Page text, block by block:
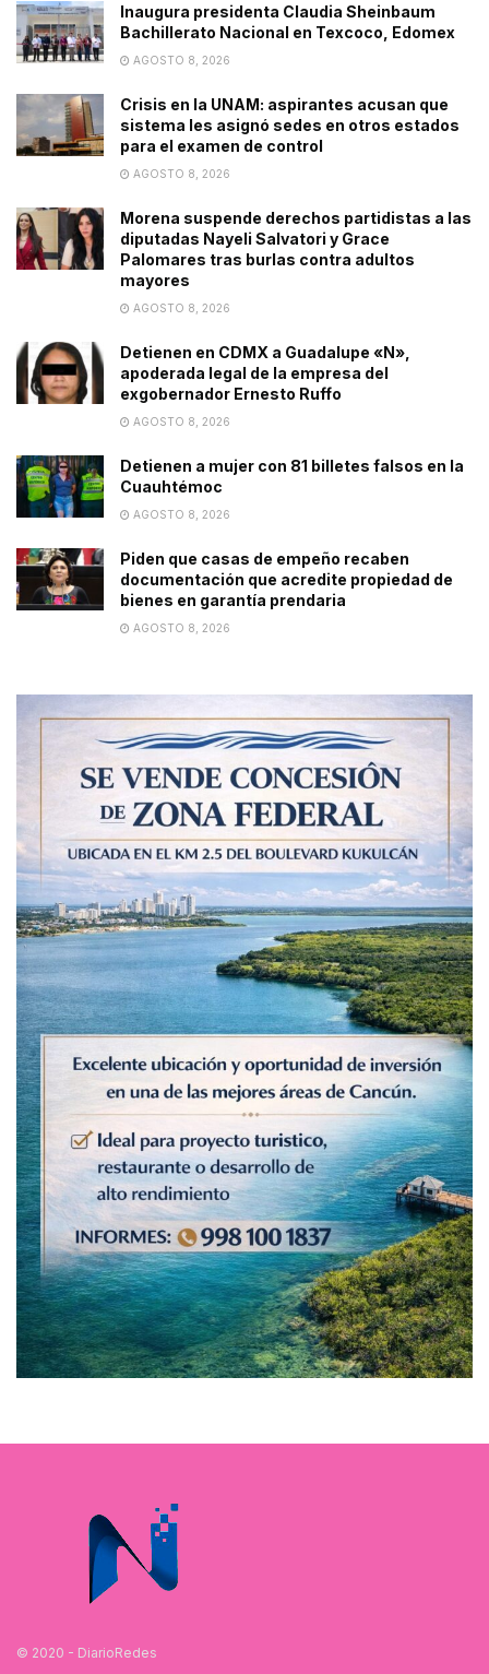
Inaugura presidenta Claudia Sheinbaum
Bachillerato Nacional en Texcoco, Edomex
AGOSTO 8, 2026
Crisis en la UNAM: aspirantes acusan que
sistema les asignó sedes en otros estados
para el examen de control
AGOSTO 8, 2026
Morena suspende derechos partidistas a las
diputadas Nayeli Salvatori y Grace
Palomares tras burlas contra adultos
mayores
AGOSTO 8, 2026
Detienen en CDMX a Guadalupe «N»,
apoderada legal de la empresa del
exgobernador Ernesto Ruffo
AGOSTO 8, 2026
Detienen a mujer con 81 billetes falsos en la
Cuauhtémoc
AGOSTO 8, 2026
Piden que casas de empeño recaben
documentación que acredite propiedad de
bienes en garantía prendaria
AGOSTO 8, 2026
© 2020 - DiarioRedes